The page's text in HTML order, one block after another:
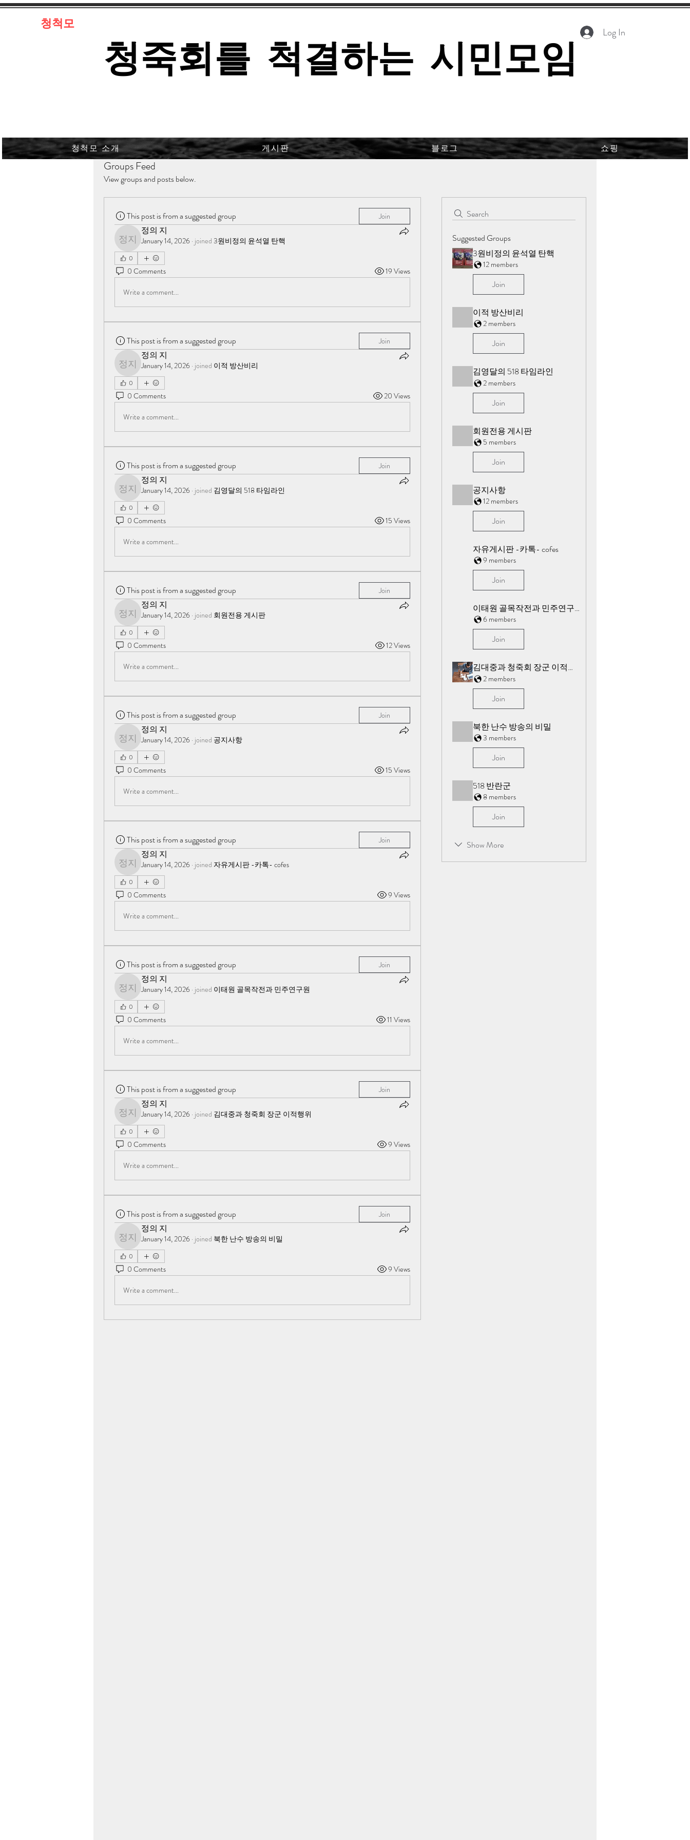
​청척모
Log In
​청죽회를 척결하는 시민모임
청척모 소개 게시판 블로그 쇼핑
Groups Feed
View groups and posts below.
Search
Suggested Groups
3원비정의 윤석열 탄핵
12 members
Join
이적 방산비리
2 members
Join
김영달의 518 타임라인
2 members
Join
회원전용 게시판
5 members
Join
공지사항
12 members
Join
자유게시판 -카톡- cofes
9 members
Join
이태원 골목작전과 민주연구원
6 members
Join
김대중과 청죽회 장군 이적행위
2 members
Join
북한 난수 방송의 비밀
3 members
Join
518 반란군
8 members
Join
Show More
This post is from a suggested group Join
정의 지
정의 지
January 14, 2026 · joined 3원비정의 윤석열 탄핵
0
0 Comments 19 Views
Write a comment...
This post is from a suggested group Join
정의 지
정의 지
January 14, 2026 · joined 이적 방산비리
0
0 Comments 20 Views
Write a comment...
This post is from a suggested group Join
정의 지
정의 지
January 14, 2026 · joined 김영달의 518 타임라인
0
0 Comments 15 Views
Write a comment...
This post is from a suggested group Join
정의 지
정의 지
January 14, 2026 · joined 회원전용 게시판
0
0 Comments 12 Views
Write a comment...
This post is from a suggested group Join
정의 지
정의 지
January 14, 2026 · joined 공지사항
0
0 Comments 15 Views
Write a comment...
This post is from a suggested group Join
정의 지
정의 지
January 14, 2026 · joined 자유게시판 -카톡- cofes
0
0 Comments 9 Views
Write a comment...
This post is from a suggested group Join
정의 지
정의 지
January 14, 2026 · joined 이태원 골목작전과 민주연구원
0
0 Comments 11 Views
Write a comment...
This post is from a suggested group Join
정의 지
정의 지
January 14, 2026 · joined 김대중과 청죽회 장군 이적행위
0
0 Comments 9 Views
Write a comment...
This post is from a suggested group Join
정의 지
정의 지
January 14, 2026 · joined 북한 난수 방송의 비밀
0
0 Comments 9 Views
Write a comment...